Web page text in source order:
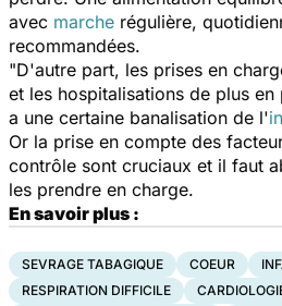
avec marche régulière,
recommandées.
"D'autre part, les prises en
et les hospitalisations de plus
a une certaine banalisation de l'
Or la prise en compte des
contrôle sont cruciaux et il faut
les prendre en charge.
En savoir plus :
SEVRAGE TABAGIQUE COEUR
RESPIRATION DIFFICILE